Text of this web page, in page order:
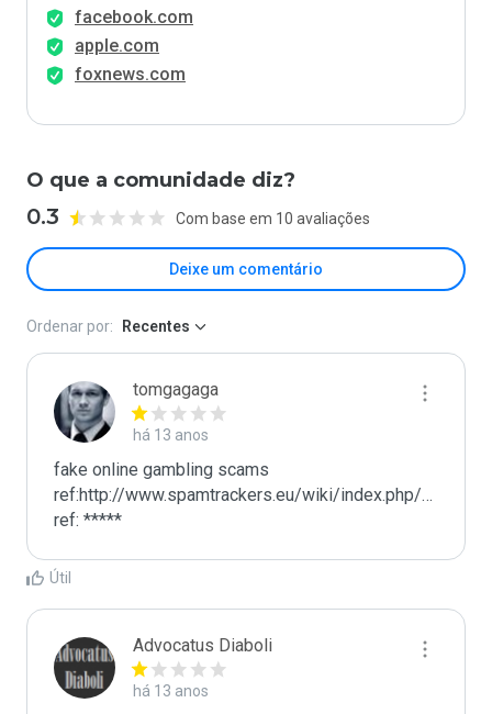
facebook.com
apple.com
foxnews.com
O que a comunidade diz?
0.3 Com base em 10 avaliações
Deixe um comentário
Ordenar por: Recentes
tomgagaga
há 13 anos
fake online gambling scams
ref:http://www.spamtrackers.eu/wiki/index.php/
ref: *****
Útil
Advocatus Diaboli
há 13 anos